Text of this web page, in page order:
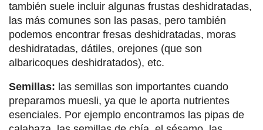
también suele incluir algunas frustas deshidratadas,
las más comunes son las pasas, pero también
podemos encontrar fresas deshidratadas, moras
deshidratadas, dátiles, orejones (que son
albaricoques deshidratados), etc.
Semillas: las semillas son importantes cuando
preparamos muesli, ya que le aporta nutrientes
esenciales. Por ejemplo encontramos las pipas de